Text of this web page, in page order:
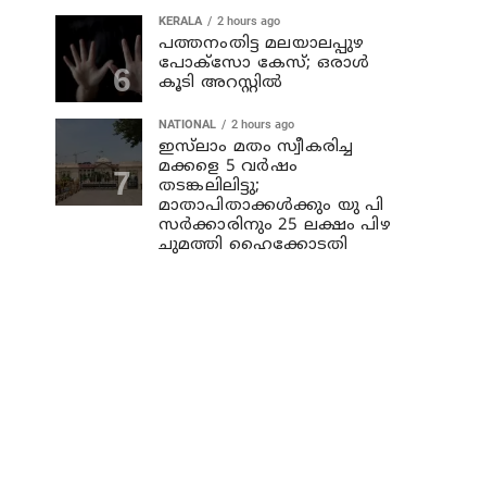
KERALA 2 hours ago
പത്തനംതിട്ട മലയാലപ്പുഴ
പോക്സോ കേസ്; ഒരാള്‍
കൂടി അറസ്റ്റില്‍
NATIONAL 2 hours ago
ഇസ്‍ലാം മതം സ്വീകരിച്ച
മക്കളെ 5 വർഷം
തടങ്കലിലിട്ടു;
മാതാപിതാക്കൾക്കും യു പി
സർക്കാരിനും 25 ലക്ഷം പിഴ
ചുമത്തി ഹൈക്കോടതി